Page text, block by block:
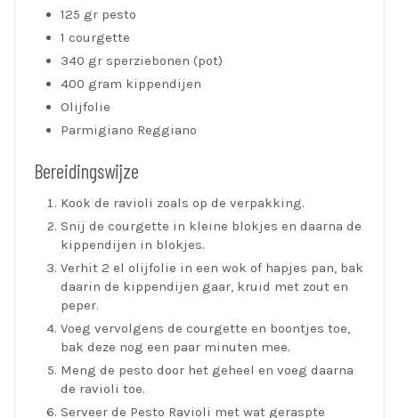
125 gr pesto
1 courgette
340 gr sperziebonen (pot)
400 gram kippendijen
Olijfolie
Parmigiano Reggiano
Bereidingswijze
Kook de ravioli zoals op de verpakking.
Snij de courgette in kleine blokjes en daarna de
kippendijen in blokjes.
Verhit 2 el olijfolie in een wok of hapjes pan, bak
daarin de kippendijen gaar, kruid met zout en
peper.
Voeg vervolgens de courgette en boontjes toe,
bak deze nog een paar minuten mee.
Meng de pesto door het geheel en voeg daarna
de ravioli toe.
Serveer de Pesto Ravioli met wat geraspte